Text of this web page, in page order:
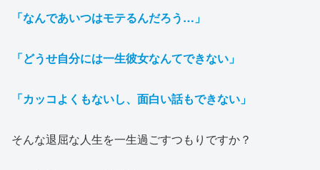
「なんであいつはモテるんだろう…」
「どうせ自分には一生彼女なんてできない」
「カッコよくもないし、面白い話もできない」
そんな退屈な人生を一生過ごすつもりですか？